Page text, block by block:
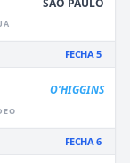
FECHA 5
O'HIGGINS
FECHA 6